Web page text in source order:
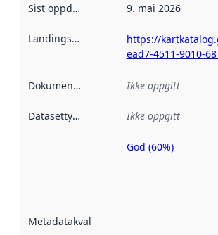
Sist oppdatert 9. mai 2026
Landingsside
https://
ead7-4511-9010-
Dokumentasjon Ikke oppgitt
Datasettype Ikke oppgitt
Metadatakvalitet
Metadatakvalitet
God (60%)